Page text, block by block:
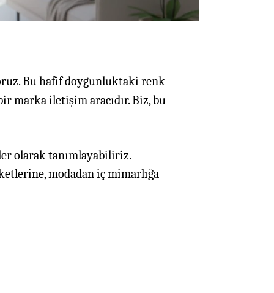
Bu hafif doygunluktaki renk
marka iletişim aracıdır. Biz, bu
olarak tanımlayabiliriz.
modadan iç mimarlığa